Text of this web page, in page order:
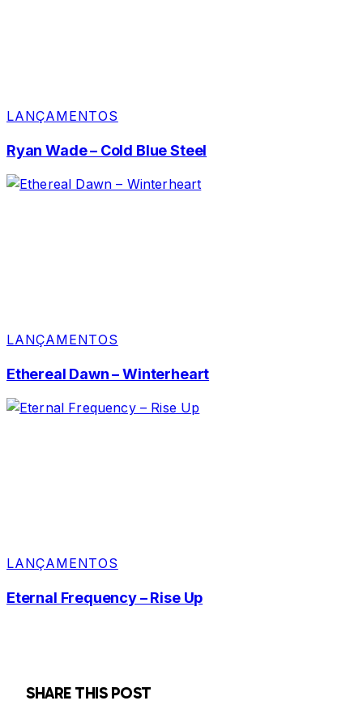
LANÇAMENTOS
Ryan Wade – Cold Blue Steel
LANÇAMENTOS
Ethereal Dawn – Winterheart
LANÇAMENTOS
Eternal Frequency – Rise Up
SHARE THIS POST